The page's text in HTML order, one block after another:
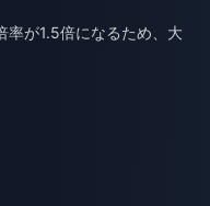
が1.5倍になるため、大